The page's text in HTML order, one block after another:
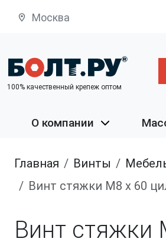
Москва
100% качественный крепеж оптом
О компании
Главная винты
Винт стяжки M8 x 60
Винт стяжки